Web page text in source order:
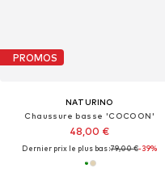
PROMOS
NATURINO
Chaussure basse 'COCOON'
48,00 €
Dernier prix le plus bas :79,00 €-39%